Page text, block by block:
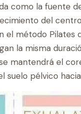
como la fuente
del
el método Pilates
la misma
mantendrá el
suelo pélvico